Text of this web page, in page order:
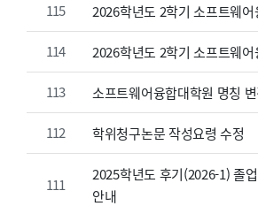
115 2026학년도 2학기 소프트웨
114 2026학년도 2학기 소프트웨
113 소프트웨어융합대학원 명칭
112 학위청구논문 작성요령 수정
111
2025학년도 후기(2026-1) 졸
안내